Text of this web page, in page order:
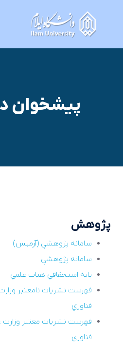
پیشخوان
پژوهش
سامانه پژوهشي (آرميس)
سامانه پژوهشي
پايه استحقاقي هيات علمي
فهرست نشريات نامعتبر
فناوري
فهرست نشريات معتبر وزارت
فناوري